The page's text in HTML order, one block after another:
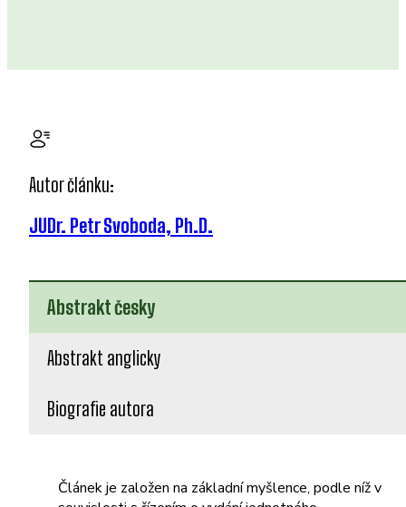
Autor článku:
JUDr. Petr Svoboda, Ph.D.
Abstrakt česky
Abstrakt anglicky
Biografie autora
Článek je založen na základní myšlence, podle níž v